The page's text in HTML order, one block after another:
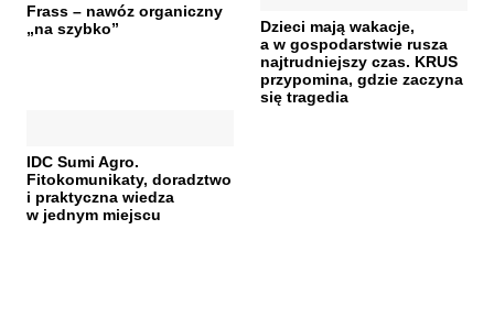
Frass – nawóz organiczny
„na szybko”
Dzieci mają wakacje,
a w gospodarstwie rusza
najtrudniejszy czas. KRUS
przypomina, gdzie zaczyna
się tragedia
IDC Sumi Agro.
Fitokomunikaty, doradztwo
i praktyczna wiedza
w jednym miejscu